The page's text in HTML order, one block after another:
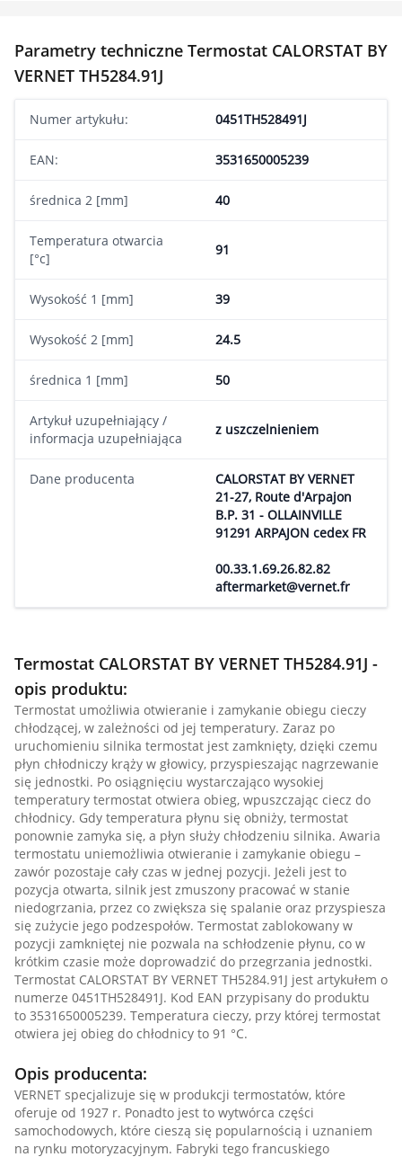
Parametry techniczne Termostat CALORSTAT BY
VERNET TH5284.91J
Numer artykułu: 0451TH528491J
EAN: 3531650005239
średnica 2 [mm] 40
Temperatura otwarcia
[°c]
91
Wysokość 1 [mm] 39
Wysokość 2 [mm] 24.5
średnica 1 [mm] 50
Artykuł uzupełniający /
informacja uzupełniająca
z uszczelnieniem
Dane producenta
CALORSTAT BY VERNET
21-27, Route d'Arpajon
B.P. 31 - OLLAINVILLE
91291 ARPAJON cedex FR
00.33.1.69.26.82.82
aftermarket@vernet.fr
Termostat CALORSTAT BY VERNET TH5284.91J -
opis produktu:
Termostat umożliwia otwieranie i zamykanie obiegu cieczy
chłodzącej, w zależności od jej temperatury. Zaraz po
uruchomieniu silnika termostat jest zamknięty, dzięki czemu
płyn chłodniczy krąży w głowicy, przyspieszając nagrzewanie
się jednostki. Po osiągnięciu wystarczająco wysokiej
temperatury termostat otwiera obieg, wpuszczając ciecz do
chłodnicy. Gdy temperatura płynu się obniży, termostat
ponownie zamyka się, a płyn służy chłodzeniu silnika. Awaria
termostatu uniemożliwia otwieranie i zamykanie obiegu –
zawór pozostaje cały czas w jednej pozycji. Jeżeli jest to
pozycja otwarta, silnik jest zmuszony pracować w stanie
niedogrzania, przez co zwiększa się spalanie oraz przyspiesza
się zużycie jego podzespołów. Termostat zablokowany w
pozycji zamkniętej nie pozwala na schłodzenie płynu, co w
krótkim czasie może doprowadzić do przegrzania jednostki.
Termostat CALORSTAT BY VERNET TH5284.91J jest artykułem o
numerze 0451TH528491J. Kod EAN przypisany do produktu
to 3531650005239. Temperatura cieczy, przy której termostat
otwiera jej obieg do chłodnicy to 91 °C.
Opis producenta:
VERNET specjalizuje się w produkcji termostatów, które
oferuje od 1927 r. Ponadto jest to wytwórca części
samochodowych, które cieszą się popularnością i uznaniem
na rynku motoryzacyjnym. Fabryki tego francuskiego